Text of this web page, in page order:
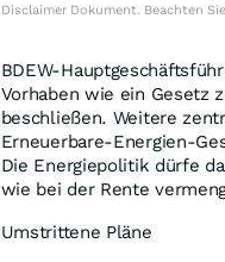
Disclaimer Dokument. Beachten
BDEW-
Vorhaben wie ein Gesetz
beschließen. Weitere
Erneuerbare-Energien-
Die Energiepolitik dürfe
wie bei der Rente
Umstrittene Pläne